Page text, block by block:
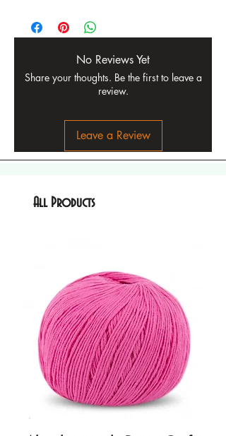
No Reviews Yet
Share your thoughts. Be the first to leave a
review.
Leave a Review
All Products